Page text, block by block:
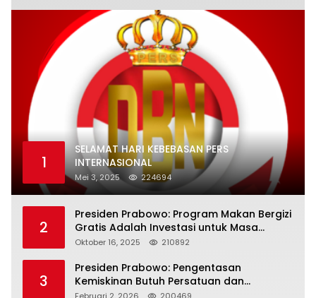
1
SELAMAT HARI KEBEBASAN PERS
INTERNASIONAL
Mei 3, 2025 224694
2
Presiden Prabowo: Program Makan Bergizi
Gratis Adalah Investasi untuk Masa
Depan Bangsa
Oktober 16, 2025 210892
3
Presiden Prabowo: Pengentasan
Kemiskinan Butuh Persatuan dan
Kepemimpinan yang Bertanggung Jawab
Februari 2, 2026 200469